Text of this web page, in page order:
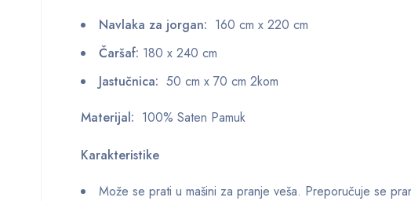
Navlaka za jorgan: 160 cm x 220 cm
Čaršaf: 180 x 240 cm
Jastučnica: 50 cm x 70 cm 2kom
Materijal: 100% Saten Pamuk
Karakteristike
Može se prati u mašini za pranje veša. Preporučuje se